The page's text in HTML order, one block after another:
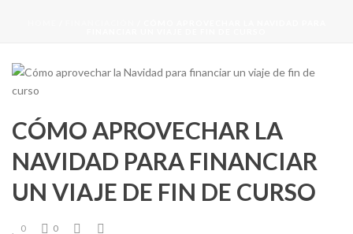
CÓMO APROVECHAR LA
NAVIDAD PARA FINANCIAR
UN VIAJE DE FIN DE CURSO
0 0